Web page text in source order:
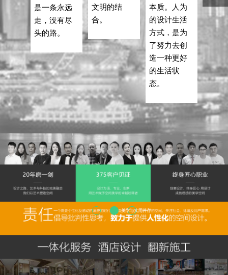
是一条永远
走，没有尽
头的路。
文明的结
合。
本质。人为
的设计生活
方式，是为
了努力去创
造一种更好
的生活状
态。